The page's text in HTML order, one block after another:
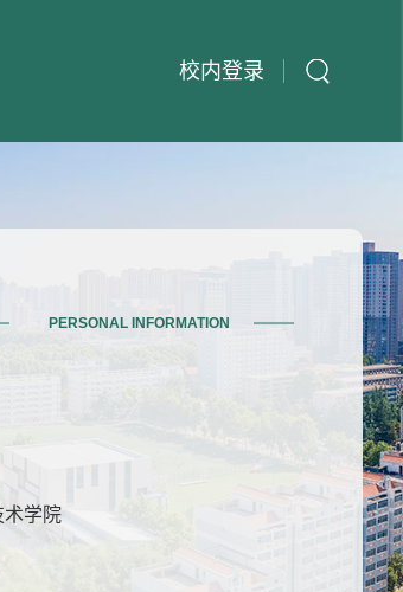
校内登录
PERSONAL INFORMATION
术学院